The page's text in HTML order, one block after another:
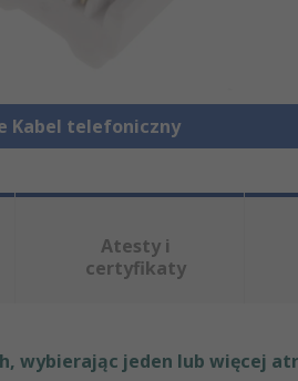
Kabel telefoniczny
Atesty i
certyfikaty
wybierając jeden lub więcej